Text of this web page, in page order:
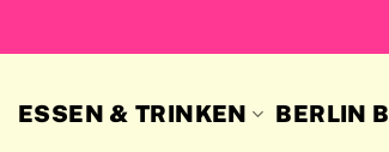
to
ESSEN & TRINKEN BERLIN